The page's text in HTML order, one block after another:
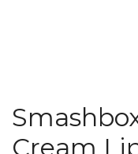
Cream